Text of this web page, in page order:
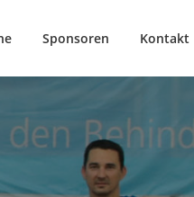
Sponsoren Kontakt